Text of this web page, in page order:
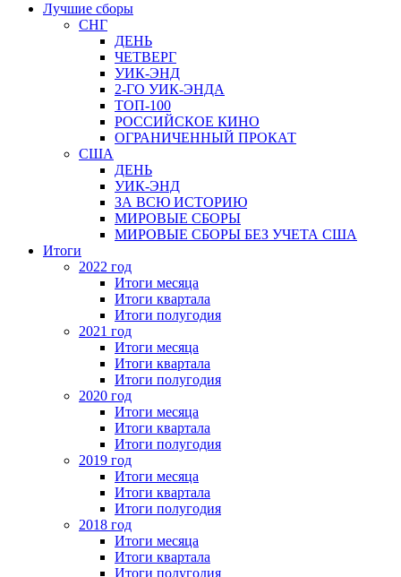
Лучшие сборы
СНГ
ДЕНЬ
ЧЕТВЕРГ
УИК-ЭНД
2-ГО УИК-ЭНДА
ТОП-100
РОССИЙСКОЕ КИНО
ОГРАНИЧЕННЫЙ ПРОКАТ
США
ДЕНЬ
УИК-ЭНД
ЗА ВСЮ ИСТОРИЮ
МИРОВЫЕ СБОРЫ
МИРОВЫЕ СБОРЫ БЕЗ УЧЕТА США
Итоги
2022 год
Итоги месяца
Итоги квартала
Итоги полугодия
2021 год
Итоги месяца
Итоги квартала
Итоги полугодия
2020 год
Итоги месяца
Итоги квартала
Итоги полугодия
2019 год
Итоги месяца
Итоги квартала
Итоги полугодия
2018 год
Итоги месяца
Итоги квартала
Итоги полугодия